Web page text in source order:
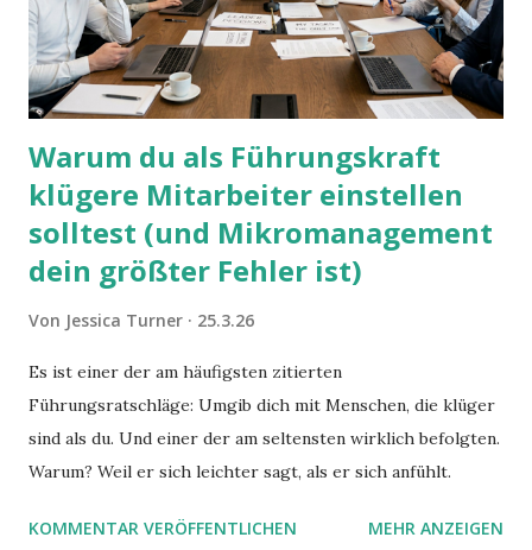
Warum du als Führungskraft
klügere Mitarbeiter einstellen
solltest (und Mikromanagement
dein größter Fehler ist)
Von Jessica Turner 25.3.26
Es ist einer der am häufigsten zitierten
Führungsratschläge: Umgib dich mit Menschen, die klüger
sind als du. Und einer der am seltensten wirklich befolgten.
Warum? Weil er sich leichter sagt, als er sich anfühlt.
KOMMENTAR VERÖFFENTLICHEN MEHR ANZEIGEN